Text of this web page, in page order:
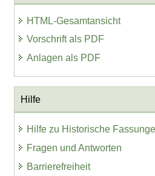
HTML-Gesamtansicht
Vorschrift als PDF
Anlagen als PDF
Hilfe
Hilfe zu Historische
Fragen und Antworten
Barrierefreiheit